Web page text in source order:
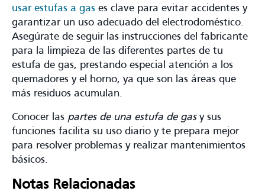
usar estufas a gas es clave para evitar accidentes y
garantizar un uso adecuado del electrodoméstico.
Asegúrate de seguir las instrucciones del fabricante
para la limpieza de las diferentes partes de tu
estufa de gas, prestando especial atención a los
quemadores y el horno, ya que son las áreas que
más residuos acumulan.
Conocer las partes de una estufa de gasy sus
funciones facilita su uso diario y te prepara mejor
para resolver problemas y realizar mantenimientos
básicos.
Notas Relacionadas